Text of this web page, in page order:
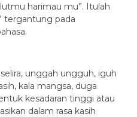
harimau mu”. Itulah
tergantung pada
unggah ungguh, iguh
kala mangsa, duga
kesadaran tinggi atau
dalam rasa kasih